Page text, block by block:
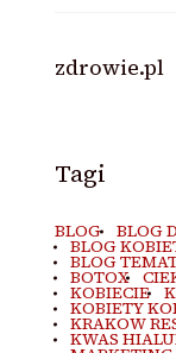
zdrowie.pl
Tagi
BLOG BLOG
BLOG
BLOG
BOTOX
KOBIECIE
KOBIETY
KRAKOW
KWAS